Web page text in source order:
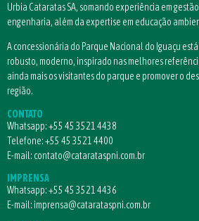
Urbia Cataratas SA, somando experiência em
engenharia, além da expertise em educação
A concessionária do Parque Nacional do Iguaçu
robusto, moderno, inspirado nas melhores
ainda mais os visitantes do parque e promover o
região.
CONTATO
Whatsapp:+55 45 3521 4438
Telefone:+55 45 3521 4400
E-mail: contato@catarataspni.com.br
IMPRENSA
Whatsapp:+55 45 3521 4436
E-mail: imprensa@catarataspni.com.br